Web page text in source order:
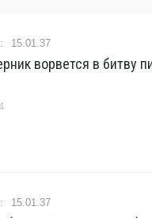
15.01.37
ворвется в битву
15.01.37